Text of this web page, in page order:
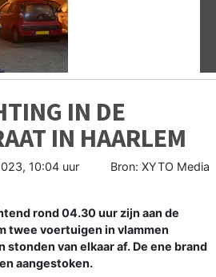
IN DE
IN HAARLEM
10:04 uur Bron: XYTO Media
rond 04.30 uur zijn aan de
twee voertuigen in vlammen
stonden van elkaar af. De ene brand
aangestoken.